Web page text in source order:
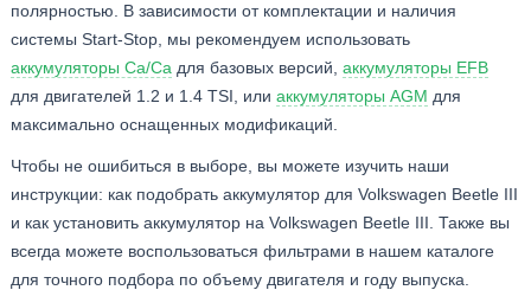
полярностью. В зависимости от комплектации и наличия
системы Start-Stop, мы рекомендуем использовать
аккумуляторы Ca/Ca для базовых версий, аккумуляторы EFB
для двигателей 1.2 и 1.4 TSI, или аккумуляторы AGM для
максимально оснащенных модификаций.
Чтобы не ошибиться в выборе, вы можете изучить наши
инструкции: как подобрать аккумулятор для Volkswagen Beetle III
и как установить аккумулятор на Volkswagen Beetle III. Также вы
всегда можете воспользоваться фильтрами в нашем каталоге
для точного подбора по объему двигателя и году выпуска.